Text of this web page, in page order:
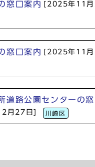
窓口案内 [2025年11月
窓口案内 [2025年11月
道路公園センターの
月27日] 川崎区